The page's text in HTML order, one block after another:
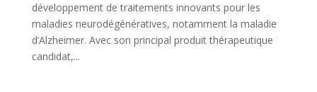
développement de traitements innovants pour les
maladies neurodégénératives, notamment la maladie
d’Alzheimer. Avec son principal produit thérapeutique
candidat,...